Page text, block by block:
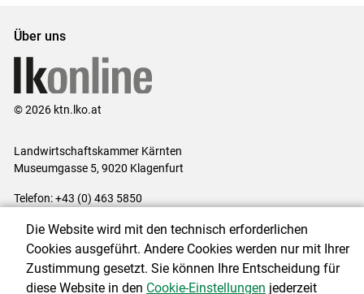
Über uns
© 2026 ktn.lko.at
Landwirtschaftskammer Kärnten
Museumgasse 5, 9020 Klagenfurt
Telefon: +43 (0) 463 5850
Impressum|Kontakt|Datenschutzerklärung|Barrierefreiheit|
Cookie-Einstellungen
Die Website wird mit den technisch erforderlichen
Cookies ausgeführt. Andere Cookies werden nur mit Ihrer
Zustimmung gesetzt. Sie können Ihre Entscheidung für
diese Website in den Cookie-Einstellungen jederzeit